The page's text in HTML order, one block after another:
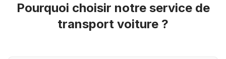
Pourquoi choisir notre service de
transport voiture ?